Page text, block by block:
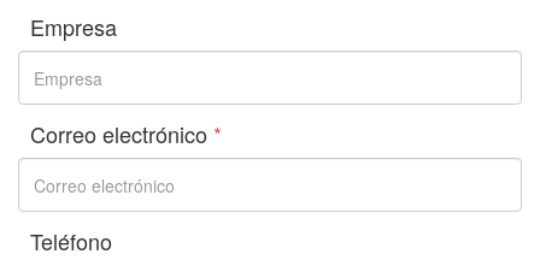
Empresa
Correo electrónico *
Teléfono